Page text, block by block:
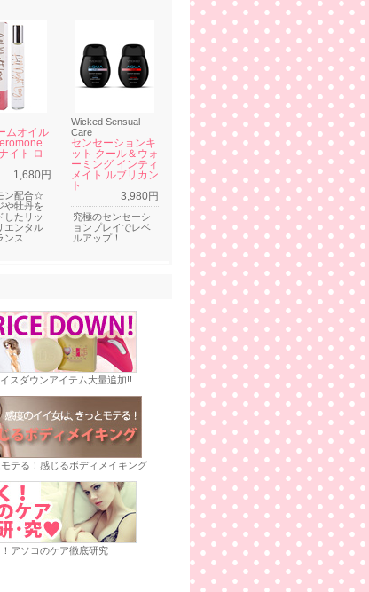
ムオイル
イト ロ
1,680円
ン配合☆
や牡丹を
したリッ
エンタル
ンス
Wicked Sensual
Care
センセーションキ
ット クール＆ウォ
ーミング インティ
メイト ルブリカン
ト
3,980円
究極のセンセーシ
ョンプレイでレベ
ルアップ！
イスダウンアイテム大量追加!!
テる！感じるボディメイキング
アソコのケア徹底研究